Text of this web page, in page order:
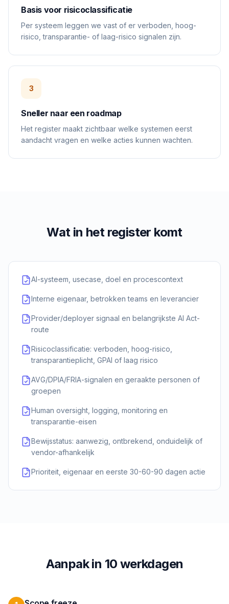
Basis voor risicoclassificatie
Per systeem leggen we vast of er verboden, hoog-
risico, transparantie- of laag-risico signalen zijn.
3
Sneller naar een roadmap
Het register maakt zichtbaar welke systemen eerst
aandacht vragen en welke acties kunnen wachten.
Wat in het register komt
AI-systeem, usecase, doel en procescontext
Interne eigenaar, betrokken teams en leverancier
Provider/deployer signaal en belangrijkste AI Act-
route
Risicoclassificatie: verboden, hoog-risico,
transparantieplicht, GPAI of laag risico
AVG/DPIA/FRIA-signalen en geraakte personen of
groepen
Human oversight, logging, monitoring en
transparantie-eisen
Bewijsstatus: aanwezig, ontbrekend, onduidelijk of
vendor-afhankelijk
Prioriteit, eigenaar en eerste 30-60-90 dagen actie
Aanpak in 10 werkdagen